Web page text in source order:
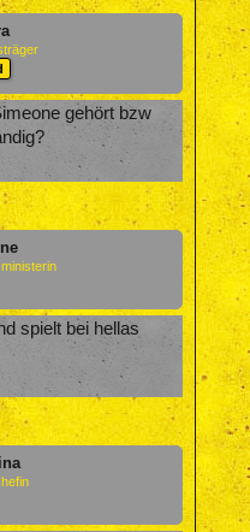
gehört bzw
spielt bei hellas